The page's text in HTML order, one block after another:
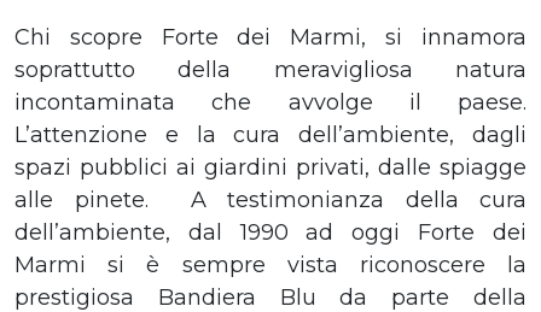
Chi scopre Forte dei Marmi, si innamora
soprattutto della meravigliosa natura
incontaminata che avvolge il paese.
L’attenzione e la cura dell’ambiente, dagli
spazi pubblici ai giardini privati, dalle spiagge
alle pinete. A testimonianza della cura
dell’ambiente, dal 1990 ad oggi Forte dei
Marmi si è sempre vista riconoscere la
prestigiosa Bandiera Blu da parte della